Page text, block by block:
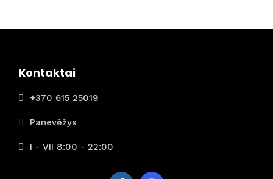
Kontaktai
+370 615 25019
Panevėžys
I - VII 8:00 - 22:00